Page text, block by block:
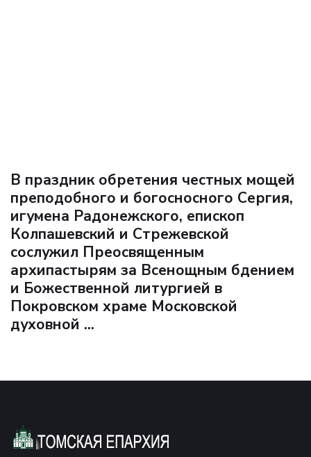
В праздник обретения честных мощей
преподобного и богосносного Сергия,
игумена Радонежского, епископ
Колпашевский и Стрежевской
сослужил Преосвященным
архипастырям за Всенощным бдением
и Божественной литургией в
Покровском храме Московской
духовной ...